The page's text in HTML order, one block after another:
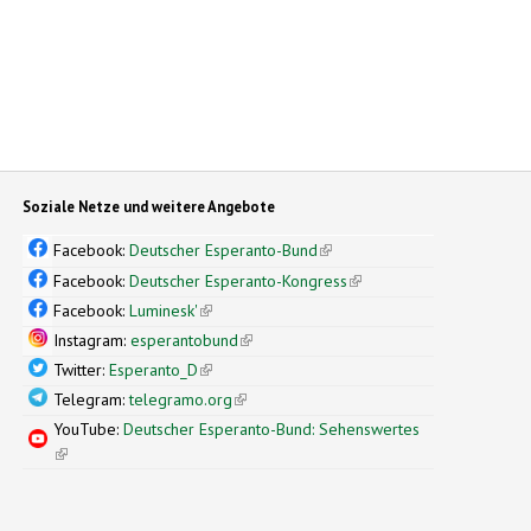
Soziale Netze und weitere Angebote
Facebook:Deutscher Esperanto-Bund(link is external)
Facebook:Deutscher Esperanto-Kongress(link is external)
Facebook:Luminesk'(link is external)
Instagram:esperantobund(link is external)
Twitter:Esperanto_D(link is external)
Telegram:telegramo.org(link is external)
YouTube:Deutscher Esperanto-Bund: Sehenswertes
(link is external)